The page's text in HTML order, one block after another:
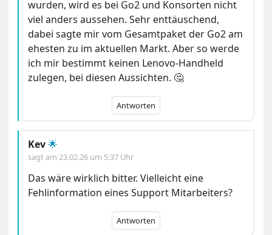
wurden, wird es bei Go2 und Konsorten nicht
viel anders aussehen. Sehr enttäuschend,
dabei sagte mir vom Gesamtpaket der Go2 am
ehesten zu im aktuellen Markt. Aber so werde
ich mir bestimmt keinen Lenovo-Handheld
zulegen, bei diesen Aussichten. 🤔
Antworten
Kev🌟
sagt am23.02.26 um 5:37 Uhr
Das wäre wirklich bitter. Vielleicht eine
Fehlinformation eines Support Mitarbeiters?
Antworten